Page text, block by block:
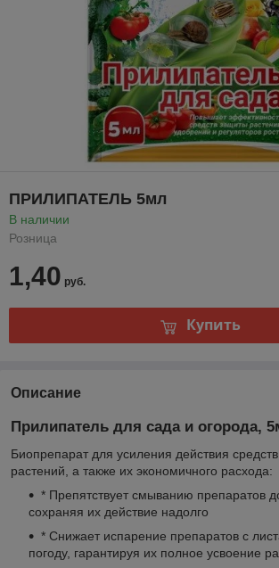
ПРИЛИПАТЕЛЬ 5мл
В наличии
Розница
1,40 руб.
Купить
Описание
Прилипатель для сада и огорода,
Биопрепарат для усиления действия
растений, а также их экономичного расхода:
* Препятствует смыванию препаратов
сохраняя их действие надолго
* Снижает испарение препаратов с
погоду, гарантируя их полное усвоение